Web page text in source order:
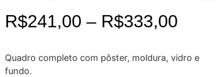
R$241,00 – R$333,00
Quadro completo com pôster, moldura, vidro e
fundo.